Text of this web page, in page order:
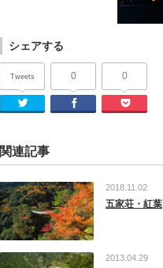
シェアする
Tweets
Twitter
0
Facebook
0
関連記事
2018.11.02
五家荘・紅葉
2013.04.29